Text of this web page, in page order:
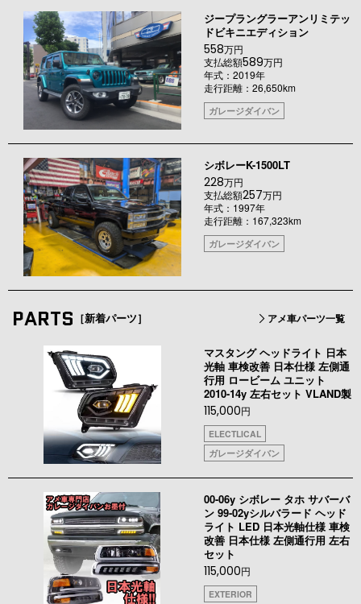
ジープラングラーアンリミテッ
ドビキニエディション
558万円
支払総額589万円
年式：2019年
走行距離：26,650km
ガレージダイバン
シボレーK-1500LT
228万円
支払総額257万円
年式：1997年
走行距離：167,323km
ガレージダイバン
PARTS ［新着パーツ］ アメ車パーツ一覧
マスタング ヘッドライト 日本
光軸 車検改善 日本仕様 左側通
行用 ロービーム ユニット
2010-14y 左右セット VLAND製
115,000円
ELECTLICAL
ガレージダイバン
00-06y シボレー タホ サバーバ
ン 99-02yシルバラード ヘッド
ライト LED 日本光軸仕様 車検
改善 日本仕様 左側通行用 左右
セット
115,000円
EXTERIOR